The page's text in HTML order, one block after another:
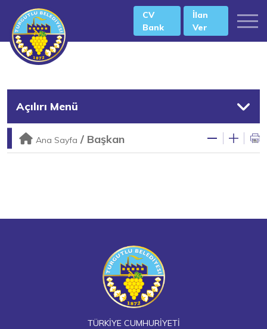
CV
Bank
İlan
Ver
Açılırı Menü
Ana Sayfa / Başkan
TÜRKİYE CUMHURİYETİ